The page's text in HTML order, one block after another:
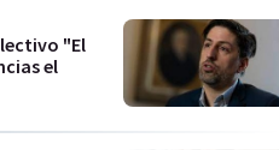
"El
el